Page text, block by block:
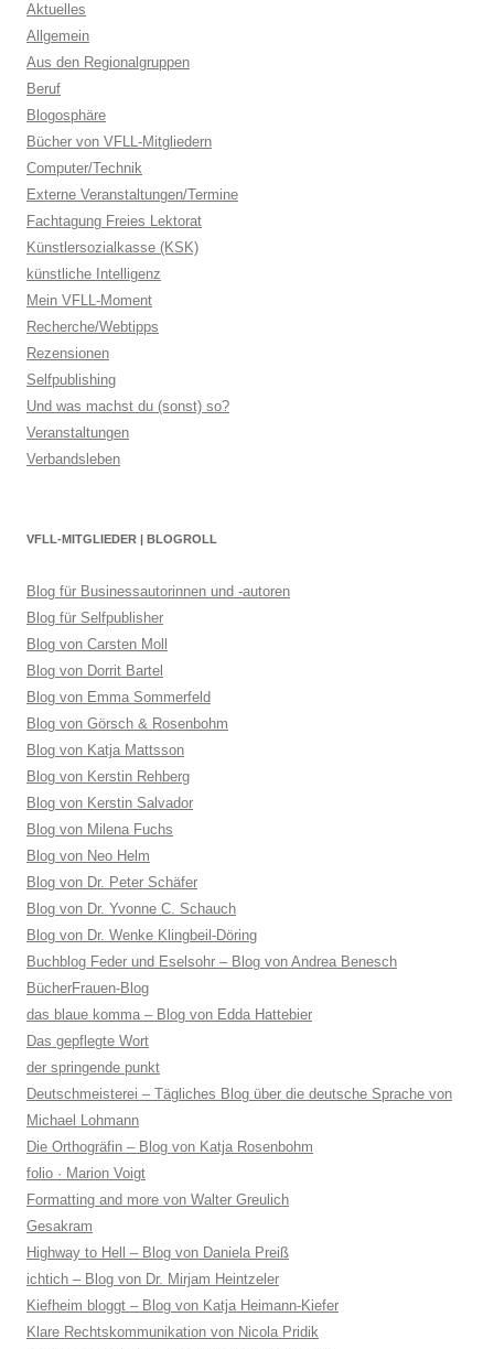
Aktuelles
Allgemein
Aus den Regionalgruppen
Beruf
Blogosphäre
Bücher von VFLL-Mitgliedern
Computer/Technik
Externe Veranstaltungen/Termine
Fachtagung Freies Lektorat
Künstlersozialkasse (KSK)
künstliche Intelligenz
Mein VFLL-Moment
Recherche/Webtipps
Rezensionen
Selfpublishing
Und was machst du (sonst) so?
Veranstaltungen
Verbandsleben
VFLL-MITGLIEDER | BLOGROLL
Blog für Businessautorinnen und -autoren
Blog für Selfpublisher
Blog von Carsten Moll
Blog von Dorrit Bartel
Blog von Emma Sommerfeld
Blog von Görsch & Rosenbohm
Blog von Katja Mattsson
Blog von Kerstin Rehberg
Blog von Kerstin Salvador
Blog von Milena Fuchs
Blog von Neo Helm
Blog von Dr. Peter Schäfer
Blog von Dr. Yvonne C. Schauch
Blog von Dr. Wenke Klingbeil-Döring
Buchblog Feder und Eselsohr – Blog von Andrea Benesch
BücherFrauen-Blog
das blaue komma – Blog von Edda Hattebier
Das gepflegte Wort
der springende punkt
Deutschmeisterei – Tägliches Blog über die deutsche Sprache von
Michael Lohmann
Die Orthogräfin – Blog von Katja Rosenbohm
folio · Marion Voigt
Formatting and more von Walter Greulich
Gesakram
Highway to Hell – Blog von Daniela Preiß
ichtich – Blog von Dr. Mirjam Heintzeler
Kiefheim bloggt – Blog von Katja Heimann-Kiefer
Klare Rechtskommunikation von Nicola Pridik